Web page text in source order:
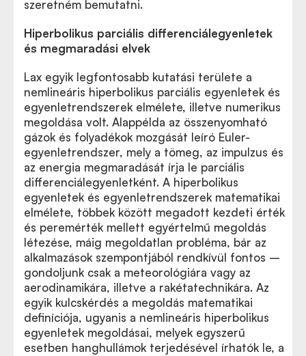
szeretném bemutatni.
Hiperbolikus parciális differenciálegyenletek
és megmaradási elvek
Lax egyik legfontosabb kutatási területe a
nemlineáris hiperbolikus parciális egyenletek és
egyenletrendszerek elmélete, illetve numerikus
megoldása volt. Alappélda az összenyomható
gázok és folyadékok mozgását leíró Euler-
egyenletrendszer, mely a tömeg, az impulzus és
az energia megmaradását írja le parciális
differenciálegyenletként. A hiperbolikus
egyenletek és egyenletrendszerek matematikai
elmélete, többek között megadott kezdeti érték
és peremérték mellett egyértelmű megoldás
létezése, máig megoldatlan probléma, bár az
alkalmazások szempontjából rendkívül fontos –
gondoljunk csak a meteorológiára vagy az
aerodinamikára, illetve a rakétatechnikára. Az
egyik kulcskérdés a megoldás matematikai
definíciója, ugyanis a nemlineáris hiperbolikus
egyenletek megoldásai, melyek egyszerű
esetben hanghullámok terjedésével írhatók le, a